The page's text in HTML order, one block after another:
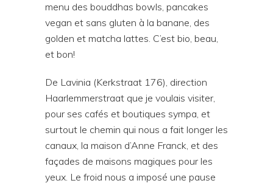
menu des bouddhas bowls, pancakes
vegan et sans gluten à la banane, des
golden et matcha lattes. C’est bio, beau,
et bon!
De Lavinia (Kerkstraat 176), direction
Haarlemmerstraat que je voulais visiter,
pour ses cafés et boutiques sympa, et
surtout le chemin qui nous a fait longer les
canaux, la maison d’Anne Franck, et des
façades de maisons magiques pour les
yeux. Le froid nous a imposé une pause